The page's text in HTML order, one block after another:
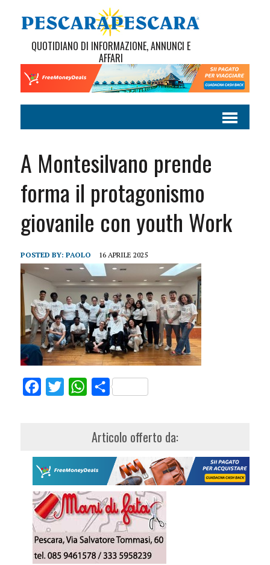
QUOTIDIANO DI INFORMAZIONE, ANNUNCI E
AFFARI
A Montesilvano prende
forma il protagonismo
giovanile con youth Work
POSTED BY: PAOLO 16 APRILE 2025
FacebookTwitterWhatsApp
Share
Articolo offerto da: